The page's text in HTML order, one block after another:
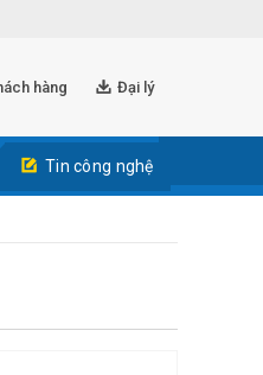
hàng Đại lý
Tin công nghệ